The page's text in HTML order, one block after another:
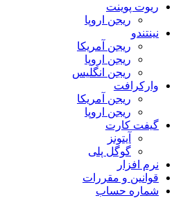
ریوت پوینت
ریجن اروپا
نینتندو
ریجن آمریکا
ریجن اروپا
ریجن انگلیس
وارکرافت
ریجن آمریکا
ریجن اروپا
گیفت کارت
آیتونز
گوگل پلی
نرم افزار
قوانین و مقررات
شماره حساب